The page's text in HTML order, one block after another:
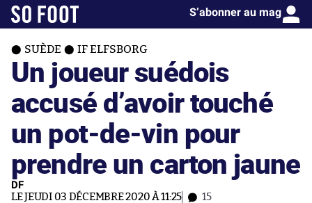
S’abonner au mag
SUÈDE IF ELFSBORG
Un joueur suédois
accusé d’avoir touché
un pot-de-vin pour
prendre un carton jaune
DF
LE JEUDI 03 DÉCEMBRE 2020 À 11:25 15